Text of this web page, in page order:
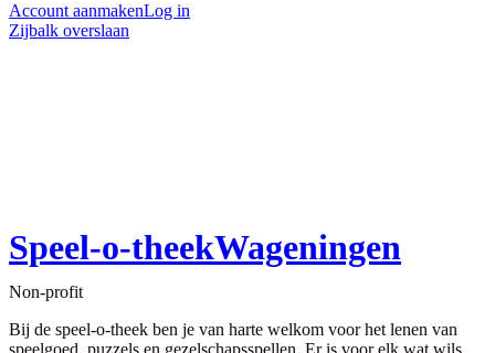
Account aanmakenLog in
Zijbalk overslaan
Speel-o-theekWageningen
Non-profit
Bij de speel-o-theek ben je van harte welkom voor het lenen van